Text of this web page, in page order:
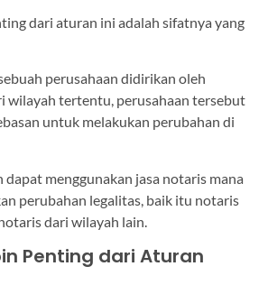
dari aturan ini adalah sifatnya yang
perusahaan didirikan oleh
wilayah tertentu, perusahaan tersebut
untuk melakukan perubahan di
dapat menggunakan jasa notaris mana
perubahan legalitas, baik itu notaris
dari wilayah lain.
Penting dari Aturan